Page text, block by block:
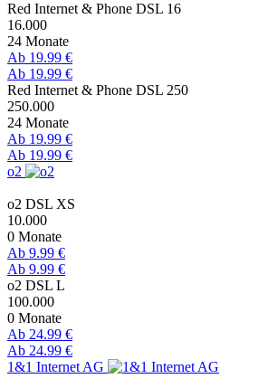
Red Internet & Phone DSL 16
16.000
24 Monate
Ab 19.99 €
Ab 19.99 €
Red Internet & Phone DSL 250
250.000
24 Monate
Ab 19.99 €
Ab 19.99 €
o2
o2 DSL XS
10.000
0 Monate
Ab 9.99 €
Ab 9.99 €
o2 DSL L
100.000
0 Monate
Ab 24.99 €
Ab 24.99 €
1&1 Internet AG